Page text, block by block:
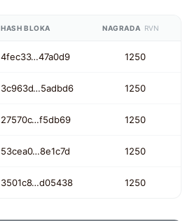
HASH BLOKA NAGRADA RVN
4fec33…47a0d9 1250
3c963d…5adbd6 1250
27570c…f5db69 1250
53cea0…8e1c7d 1250
3501c8…d05438 1250